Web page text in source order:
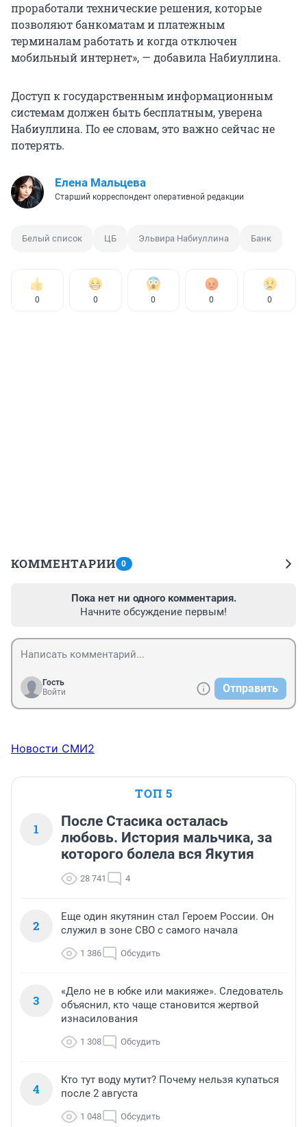
проработали технические решения, которые
позволяют банкоматам и платежным
терминалам работать и когда отключен
мобильный интернет», — добавила Набиуллина.
Доступ к государственным информационным
системам должен быть бесплатным, уверена
Набиуллина. По ее словам, это важно сейчас не
потерять.
Елена Мальцева
Старший корреспондент оперативной редакции
Белый список ЦБ Эльвира Набиуллина Банк
0 0 0 0 0
КОММЕНТАРИИ 0
Пока нет ни одного комментария.
Начните обсуждение первым!
Гость
Войти
Отправить
Новости СМИ2
ТОП 5
1
После Стасика осталась
любовь. История мальчика, за
которого болела вся Якутия
28 741 4
2
Еще один якутянин стал Героем России. Он
служил в зоне СВО с самого начала
1 386 Обсудить
3
«Дело не в юбке или макияже». Следователь
объяснил, кто чаще становится жертвой
изнасилования
1 308 Обсудить
4
Кто тут воду мутит? Почему нельзя купаться
после 2 августа
1 048 Обсудить